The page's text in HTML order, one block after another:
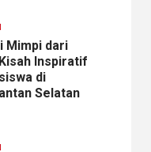
Mimpi dari
Inspiratif
di
Selatan